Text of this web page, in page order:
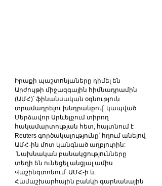
Իրաքի պաշտոնյաները դիմել են
Արժույթի միջազգային հիմնադրամին
(ԱՄՀ)՝ ֆինանսական օգնություն
տրամադրելու խնդրանքով՝ կապված
Մերձավոր Արևելքում տիրող
հակամարտության հետ, հայտնում է
Reuters գործակալությունը՝ հղում անելով
ԱՄՀ-ին մոտ կանգնած աղբյուրին:
Նախնական բանակցությունները
տեղի են ունեցել անցյալ ամիս
Վաշինգտոնում՝ ԱՄՀ-ի և
Համաշխարհային բանկի գարնանային